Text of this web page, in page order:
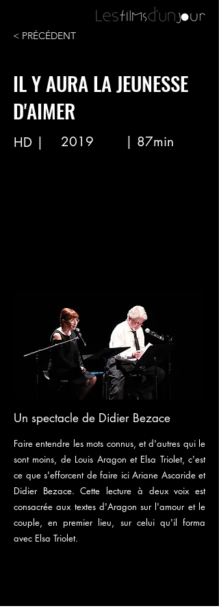
< PRÉCÉDENT
IL Y AURA LA JEUNESSE
D'AIMER
HD | 2019 | 87min
Un spectacle de Didier Bezace
Faire entendre les mots connus, et d'autres qui le
sont moins, de Louis Aragon et Elsa Triolet, c'est
ce que s'efforcent de faire ici Ariane Ascaride et
Didier Bezace. Cette lecture à deux voix est
consacrée aux textes d'Aragon sur l'amour et le
couple, en premier lieu, sur celui qu'il forma
avec Elsa Triolet.